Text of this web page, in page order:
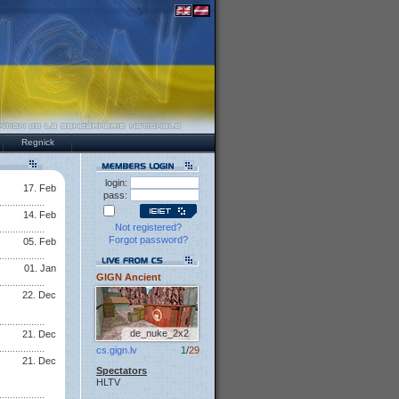
Regnick
17. Feb
14. Feb
05. Feb
01. Jan
22. Dec
21. Dec
21. Dec
login:
pass:
Not registered?
Forgot password?
GIGN Ancient
de_nuke_2x2
1/29
cs.gign.lv
Spectators
HLTV